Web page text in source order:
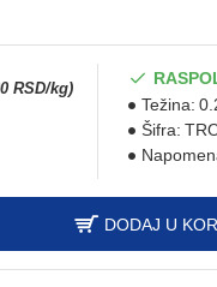
RSD/kg)
Težina:
Šifra:
DODAJ U